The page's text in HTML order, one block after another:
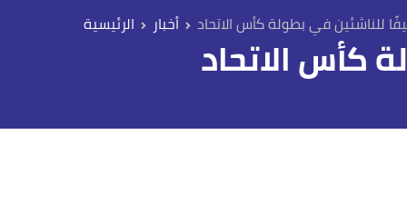
كأس الاتحاد
أخبار للناشئين في بطولة كأس الاتحاد